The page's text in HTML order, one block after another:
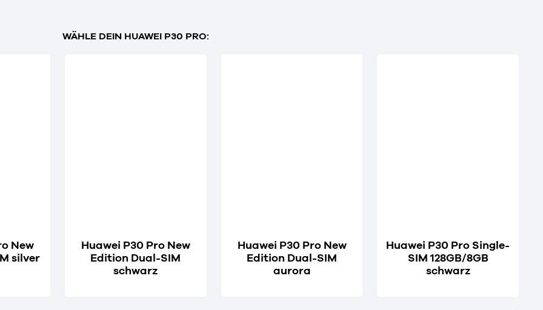
WÄHLE DEIN HUAWEI P30 PRO:
New
silver
Huawei P30 Pro New
Edition Dual-SIM
schwarz
Huawei P30 Pro New
Edition Dual-SIM
aurora
Huawei P30 Pro Single-
SIM 128GB/8GB
schwarz